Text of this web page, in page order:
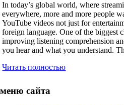
In today’s global world, where
everywhere, more and more people
YouTube videos not just for
foreign language. One of the biggest
improving listening comprehension
you hear and what you understand.
Читать полностью
меню сайта